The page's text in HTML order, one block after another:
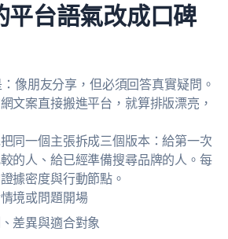
平台語氣改成口碑
像朋友分享，但必須回答真實疑問。
文案直接搬進平台，就算排版漂亮，
同一個主張拆成三個版本：給第一次
的人、給已經準備搜尋品牌的人。每
據密度與行動節點。
境或問題開場
差異與適合對象